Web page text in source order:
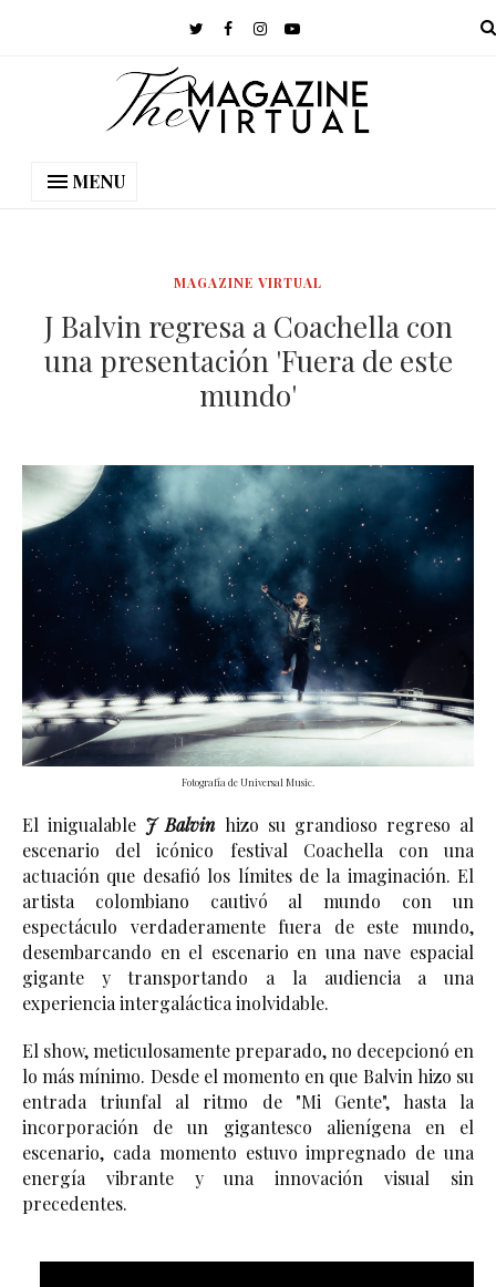
MENU
MAGAZINE VIRTUAL
J Balvin regresa a Coachella con
una presentación 'Fuera de este
mundo'
Fotografía de Universal Music.
El inigualable J Balvin hizo su grandioso regreso al
escenario del icónico festival Coachella con una
actuación que desafió los límites de la imaginación. El
artista colombiano cautivó al mundo con un
espectáculo verdaderamente fuera de este mundo,
desembarcando en el escenario en una nave espacial
gigante y transportando a la audiencia a una
experiencia intergaláctica inolvidable.
El show, meticulosamente preparado, no decepcionó en
lo más mínimo. Desde el momento en que Balvin hizo su
entrada triunfal al ritmo de "Mi Gente", hasta la
incorporación de un gigantesco alienígena en el
escenario, cada momento estuvo impregnado de una
energía vibrante y una innovación visual sin
precedentes.